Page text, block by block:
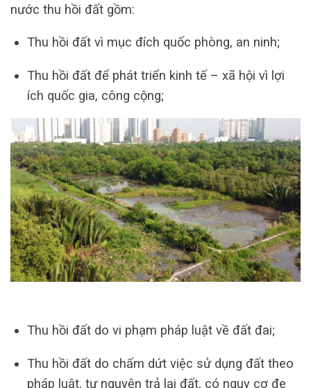
nước thu hồi đất gồm:
Thu hồi đất vì mục đích quốc phòng, an ninh;
Thu hồi đất để phát triển kinh tế – xã hội vì lợi
ích quốc gia, công cộng;
Thu hồi đất do vi phạm pháp luật về đất đai;
Thu hồi đất do chấm dứt việc sử dụng đất theo
pháp luật, tự nguyện trả lại đất, có nguy cơ đe